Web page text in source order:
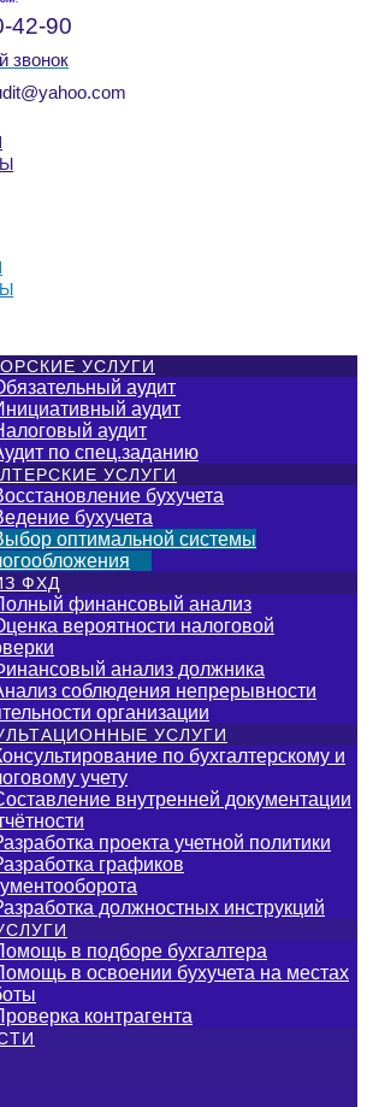
42-90
звонок
УСЛУГИ
аудит
аудит
аудит
по спец.заданию
УСЛУГИ
бухучета
бухучета
оптимальной системы
ФХД
финансовый анализ
вероятности налоговой
анализ должника
соблюдения непрерывности
организации
УСЛУГИ
по бухгалтерскому и
учету
внутренней документации
проекта учетной политики
графиков
должностных инструкций
в подборе бухгалтера
в освоении бухучета на местах
контрагента